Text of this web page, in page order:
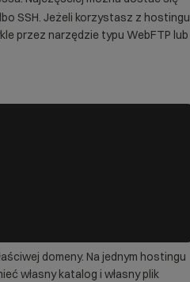
SSH. Jeżeli korzystasz z hostingu
przez narzędzie typu WebFTP lub
domeny. Na jednym hostingu
własny katalog i własny plik